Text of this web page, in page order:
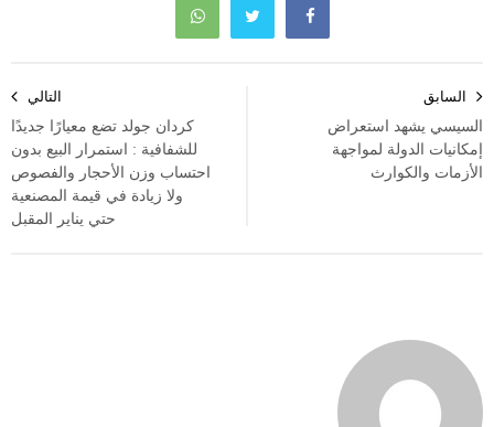
المقالات
السابق
السيسي يشهد استعراض
إمكانيات الدولة لمواجهة
الأزمات والكوارث
التالي
كردان جولد تضع معيارًا جديدًا
للشفافية : استمرار البيع بدون
احتساب وزن الأحجار والفصوص
ولا زيادة في قيمة المصنعية
حتي يناير المقبل